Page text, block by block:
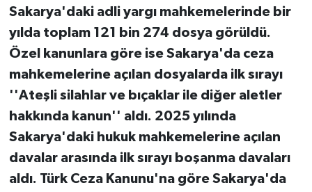
Sakarya'daki adli yargı mahkemelerinde bir
yılda toplam 121 bin 274 dosya görüldü.
Özel kanunlara göre ise Sakarya'da ceza
mahkemelerine açılan dosyalarda ilk sırayı
''Ateşli silahlar ve bıçaklar ile diğer aletler
hakkında kanun'' aldı. 2025 yılında
Sakarya'daki hukuk mahkemelerine açılan
davalar arasında ilk sırayı boşanma davaları
aldı. Türk Ceza Kanunu'na göre Sakarya'da